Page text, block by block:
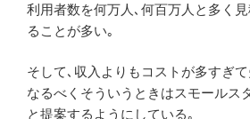
利用者数を何万人､何百万人と多く
ることが多い｡
そして､収入よりもコストが多すぎて
なるべくそういうときはスモールス
と提案するようにしている｡